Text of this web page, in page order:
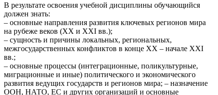
В результате освоения учебной дисциплины обучающийся
должен знать:
– основные направления развития ключевых регионов мира
на рубеже веков (XX и XXI вв.);
– сущность и причины локальных, региональных,
межгосударственных конфликтов в конце XX – начале XXI
вв.;
– основные процессы (интеграционные, поликультурные,
миграционные и иные) политического и экономического
развития ведущих государств и регионов мира; – назначение
ООН, НАТО, ЕС и других организаций и основные